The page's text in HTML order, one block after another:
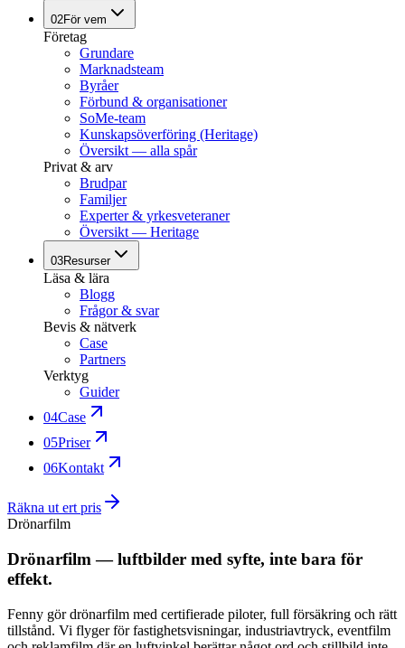
02För vem
Företag
Grundare
Marknadsteam
Byråer
Förbund & organisationer
SoMe-team
Kunskapsöverföring (Heritage)
Översikt — alla spår
Privat & arv
Brudpar
Familjer
Experter & yrkesveteraner
Översikt — Heritage
03Resurser
Läsa & lära
Blogg
Frågor & svar
Bevis & nätverk
Case
Partners
Verktyg
Guider
04Case
05Priser
06Kontakt
Räkna ut ert pris
Drönarfilm
Drönarfilm — luftbilder med syfte, inte bara för
effekt.
Fenny gör drönarfilm med certifierade piloter, full försäkring och rätt
tillstånd. Vi flyger för fastighetsvisningar, industriavtryck, eventfilm